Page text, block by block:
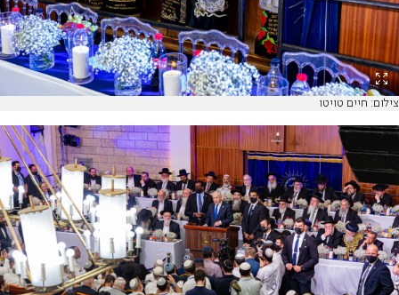
צילום: חיים טויטו